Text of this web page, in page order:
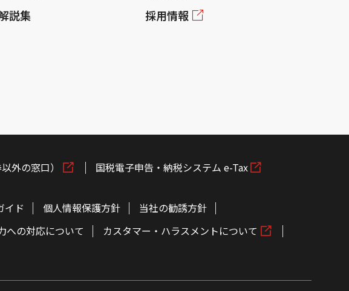
説集
採用情報
外の窓口） 国税電子申告・納税システム e-Tax
イド 個人情報保護方針
当社の勧誘方針
への対応について
カスタマー・ハラスメントについて